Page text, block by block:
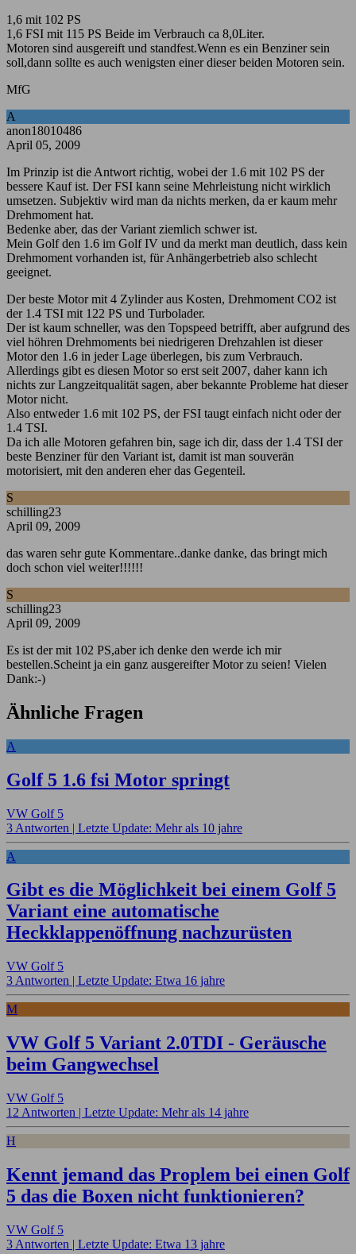
1,6 mit 102 PS
1,6 FSI mit 115 PS Beide im Verbrauch ca 8,0Liter.
Motoren sind ausgereift und standfest.Wenn es ein Benziner sein
soll,dann sollte es auch wenigsten einer dieser beiden Motoren sein.
MfG
A
anon18010486
April 05, 2009
Im Prinzip ist die Antwort richtig, wobei der 1.6 mit 102 PS der
bessere Kauf ist. Der FSI kann seine Mehrleistung nicht wirklich
umsetzen. Subjektiv wird man da nichts merken, da er kaum mehr
Drehmoment hat.
Bedenke aber, das der Variant ziemlich schwer ist.
Mein Golf den 1.6 im Golf IV und da merkt man deutlich, dass kein
Drehmoment vorhanden ist, für Anhängerbetrieb also schlecht
geeignet.
Der beste Motor mit 4 Zylinder aus Kosten, Drehmoment CO2 ist
der 1.4 TSI mit 122 PS und Turbolader.
Der ist kaum schneller, was den Topspeed betrifft, aber aufgrund des
viel höhren Drehmoments bei niedrigeren Drehzahlen ist dieser
Motor den 1.6 in jeder Lage überlegen, bis zum Verbrauch.
Allerdings gibt es diesen Motor so erst seit 2007, daher kann ich
nichts zur Langzeitqualität sagen, aber bekannte Probleme hat dieser
Motor nicht.
Also entweder 1.6 mit 102 PS, der FSI taugt einfach nicht oder der
1.4 TSI.
Da ich alle Motoren gefahren bin, sage ich dir, dass der 1.4 TSI der
beste Benziner für den Variant ist, damit ist man souverän
motorisiert, mit den anderen eher das Gegenteil.
S
schilling23
April 09, 2009
das waren sehr gute Kommentare..danke danke, das bringt mich
doch schon viel weiter!!!!!!
S
schilling23
April 09, 2009
Es ist der mit 102 PS,aber ich denke den werde ich mir
bestellen.Scheint ja ein ganz ausgereifter Motor zu seien! Vielen
Dank:-)
Ähnliche Fragen
A
Golf 5 1.6 fsi Motor springt
VW Golf 5
3 Antworten | Letzte Update: Mehr als 10 jahre
A
Gibt es die Möglichkeit bei einem Golf 5
Variant eine automatische
Heckklappenöffnung nachzurüsten
VW Golf 5
3 Antworten | Letzte Update: Etwa 16 jahre
M
VW Golf 5 Variant 2.0TDI - Geräusche
beim Gangwechsel
VW Golf 5
12 Antworten | Letzte Update: Mehr als 14 jahre
H
Kennt jemand das Proplem bei einen Golf
5 das die Boxen nicht funktionieren?
VW Golf 5
3 Antworten | Letzte Update: Etwa 13 jahre